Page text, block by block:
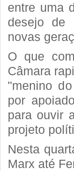
entre uma
desejo de
novas
O que
Câmara
"menino
por
para ouvir
projeto
Nesta
Marx até